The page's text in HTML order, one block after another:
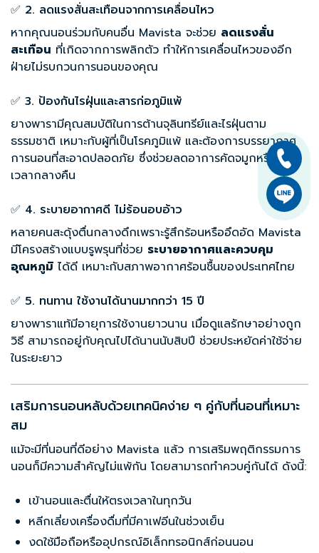
✅ 2. ลดแรงสั่นสะเทือนจากการเคลื่อนไหว
หากคุณนอนร่วมกับคนอื่น Mavista จะช่วย ลดแรงสั่น
สะเทือน ที่เกิดจากการพลิกตัว ทำให้การเคลื่อนไหวของอีก
ฝ่ายไม่รบกวนการนอนของคุณ
✅ 3. ป้องกันไรฝุ่นและสารก่อภูมิแพ้
ยางพารามีคุณสมบัติในการต้านจุลินทรีย์และไรฝุ่นตาม
ธรรมชาติ เหมาะกับผู้ที่เป็นโรคภูมิแพ้ และต้องการบรรยากาศ
การนอนที่สะอาดปลอดภัย ซึ่งช่วยลดอาการคัดจมูกหรือไอใน
เวลากลางคืน
✅ 4. ระบายอากาศดี ไม่ร้อนอบอ้าว
หลายคนสะดุ้งตื่นกลางดึกเพราะรู้สึกร้อนหรืออึดอัด Mavista
มีโครงสร้างแบบรูพรุนที่ช่วย ระบายอากาศและควบคุม
อุณหภูมิ ได้ดี เหมาะกับสภาพอากาศร้อนชื้นของประเทศไทย
✅ 5. ทนทาน ใช้งานได้นานมากกว่า 15 ปี
ยางพาราแท้มีอายุการใช้งานยาวนาน เมื่อดูแลรักษาอย่างถูก
วิธี สามารถอยู่กับคุณไปได้นานนับสิบปี ช่วยประหยัดค่าใช้จ่าย
ในระยะยาว
เสริมการนอนหลับด้วยเทคนิคง่าย ๆ คู่กับที่นอนที่เหมาะ
สม
แม้จะมีที่นอนที่ดีอย่าง Mavista แล้ว การเสริมพฤติกรรมการ
นอนก็มีความสำคัญไม่แพ้กัน โดยสามารถทำควบคู่กันได้ ดังนี้:
เข้านอนและตื่นให้ตรงเวลาในทุกวัน
หลีกเลี่ยงเครื่องดื่มที่มีคาเฟอีนในช่วงเย็น
งดใช้มือถือหรืออุปกรณ์อิเล็กทรอนิกส์ก่อนนอน